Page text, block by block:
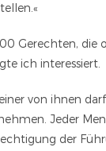
Gerechten, die
ich interessiert.
von ihnen
Jeder
der